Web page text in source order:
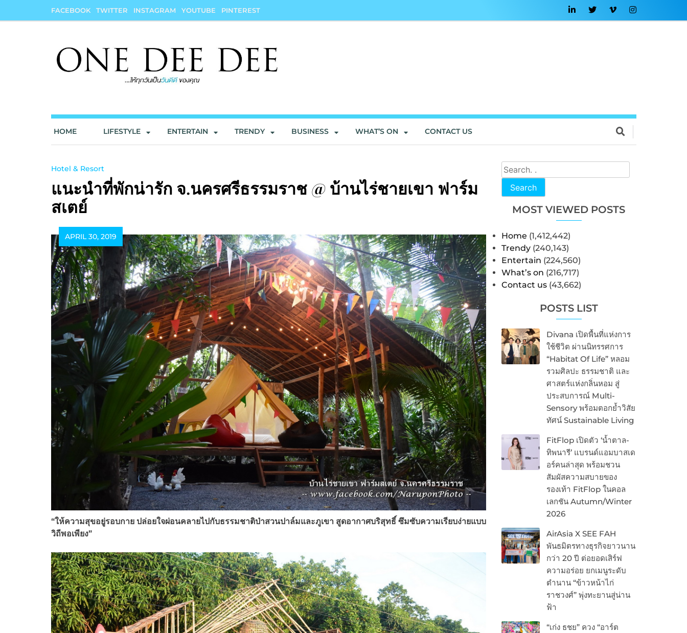
FACEBOOK TWITTER INSTAGRAM YOUTUBE PINTEREST
HOME LIFESTYLE ENTERTAIN TRENDY BUSINESS WHAT’S ON CONTACT US
Search
MOST VIEWED POSTS
Home (1,412,442)
Trendy (240,143)
Entertain (224,560)
What’s on (216,717)
Contact us (43,662)
POSTS LIST
Divana เปิดพื้นที่แห่งการ
ใช้ชีวิต ผ่านนิทรรศการ
“Habitat Of Life” หลอม
รวมศิลปะ ธรรมชาติ และ
ศาสตร์แห่งกลิ่นหอม สู่
ประสบการณ์ Multi-
Sensory พร้อมตอกย้ำวิสัย
ทัศน์ Sustainable Living
FitFlop เปิดตัว ‘น้ำตาล-
ทิพนารี’ แบรนด์แอมบาสเด
อร์คนล่าสุด พร้อมชวน
สัมผัสความสบายของ
รองเท้า FitFlop ในคอล
เลกชัน Autumn/Winter
2026
AirAsia X SEE FAH
พันธมิตรทางธุรกิจยาวนาน
กว่า 20 ปี ต่อยอดเสิร์ฟ
ความอร่อย ยกเมนูระดับ
ตำนาน “ข้าวหน้าไก่
ราชวงศ์” พุ่งทะยานสู่น่าน
ฟ้า
“เก่ง ธชย” ควง “อาร์ต
Hotel & Resort
แนะนำที่พักน่ารัก จ.นครศรีธรรมราช @ บ้านไร่ชายเขา ฟาร์ม
สเตย์
APRIL 30, 2019
“ให้ความสุขอยู่รอบกาย ปล่อยใจผ่อนคลายไปกับธรรมชาติป่าสวนปาล์มและภูเขา สูดอากาศบริสุทธิ์ ซึมซับความเรียบง่ายแบบ
วิถีพอเพียง”